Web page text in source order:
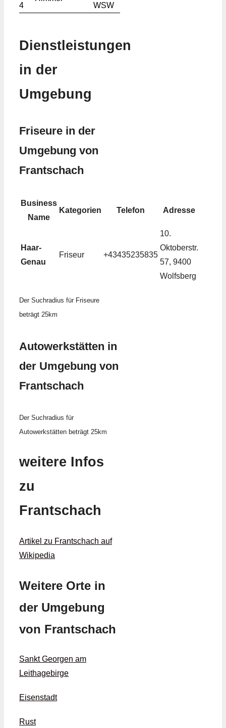
4
WSW
Dienstleistungen
in der
Umgebung
Friseure in der
Umgebung von
Frantschach
Business
Name
Kategorien Telefon Adresse
Haar-
Genau
Friseur +43435235835
10.
Oktoberstr.
57, 9400
Wolfsberg
Der Suchradius für Friseure
beträgt 25km
Autowerkstätten in
der Umgebung von
Frantschach
Der Suchradius für
Autowerkstätten beträgt 25km
weitere Infos
zu
Frantschach
Artikel zu Frantschach auf
Wikipedia
Weitere Orte in
der Umgebung
von Frantschach
Sankt Georgen am
Leithagebirge
Eisenstadt
Rust